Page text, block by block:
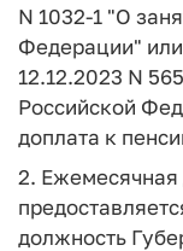
N 1032-1 "О
Федерации"
12.12.2023 N
Российской
доплата к
2. Ежемесячная
должность